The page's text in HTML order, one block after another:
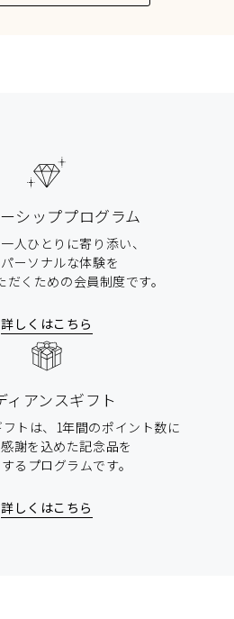
シッププログラム
人ひとりに寄り添い、
ーソナルな体験を
だくための会員制度です。
詳しくはこちら
ィアンスギフト
フトは、1年間のポイント数に
謝を込めた記念品を
るプログラムです。
詳しくはこちら